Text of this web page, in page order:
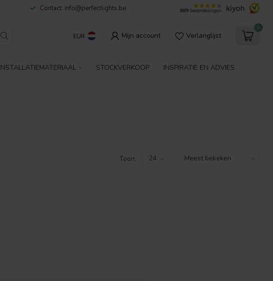
Contact: info@perfectlights.be 889 beoordelingen
EUR Mijn account Verlanglijst
0
INSTALLATIEMATERIAAL STOCKVERKOOP INSPIRATIE EN ADVIES
Toon: